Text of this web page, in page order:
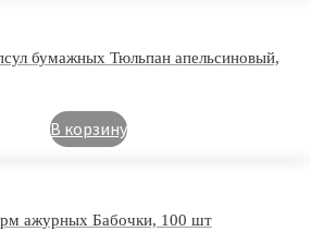
бумажных Тюльпан апельсиновый,
В корзину
ажурных Бабочки, 100 шт